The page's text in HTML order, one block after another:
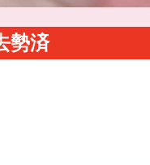
勢済